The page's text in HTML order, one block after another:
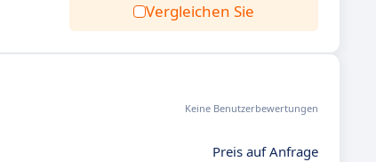
Vergleichen Sie
Keine Benutzerbewertungen
Preis auf Anfrage